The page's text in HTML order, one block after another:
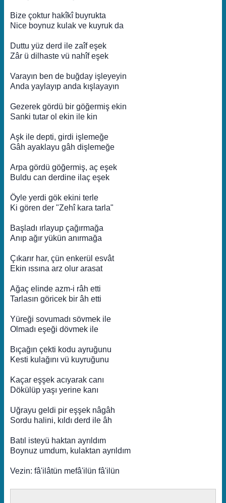
Bize çoktur hakîkî buyrukta
Nice boynuz kulak ve kuyruk da
Duttu yüz derd ile zaîf eşek
Zâr ü dilhaste vü nahîf eşek
Varayın ben de buğday işleyeyin
Anda yaylayıp anda kışlayayın
Gezerek gördü bir göğermiş ekin
Sanki tutar ol ekin ile kin
Aşk ile depti, girdi işlemeğe
Gâh ayaklayu gâh dişlemeğe
Arpa gördü göğermiş, aç eşek
Buldu can derdine ilaç eşek
Öyle yerdi gök ekini terle
Ki gören der "Zehî kara tarla"
Başladı ırlayup çağırmağa
Anıp ağır yükün anırmağa
Çıkarır har, çün enkerül esvât
Ekin ıssına arz olur arasat
Ağaç elinde azm-i râh etti
Tarlasın göricek bir âh etti
Yüreği sovumadı sövmek ile
Olmadı eşeği dövmek ile
Bıçağın çekti kodu ayruğunu
Kesti kulağını vü kuyruğunu
Kaçar eşşek acıyarak canı
Dökülüp yaşı yerine kanı
Uğrayu geldi pir eşşek nâgâh
Sordu halini, kıldı derd ile âh
Batıl isteyü haktan ayrıldım
Boynuz umdum, kulaktan ayrıldım
Vezin: fâ'ilâtün mefâ'ilün fâ'ilün